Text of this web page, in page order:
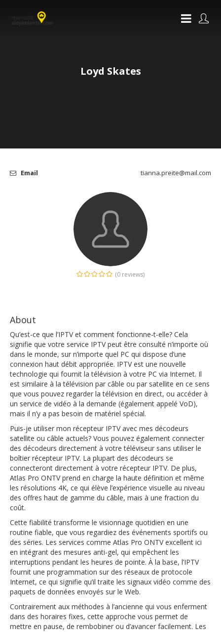
Loyd Skates
Email tianna.preite@mail.com
(0 reviews)
About
Qu’est-ce que l’IPTV et comment fonctionne-t-elle? Cela
signifie que votre service IPTV peut être consulté n’importe où
dans le monde, sur n’importe quel PC qui dispose d’une
connexion haut débit appropriée. IPTV est une nouvelle
technologie qui fournit la télévision à votre PC via Internet. Il
est similaire à la télévision par câble ou par satellite en ce sens
que vous pouvez regarder la télévision en direct, ou accéder à
un service de vidéo à la demande (également appelé VoD),
mais il n’y a pas besoin de matériel spécial.
Puis-je utiliser mon récepteur IPTV avec mes décodeurs
satellite ou câble actuels? Vous pouvez également connecter
des décodeurs directement à votre téléviseur sans utiliser le
boîtier récepteur IPTV. La plupart des décodeurs se
connecteront directement à votre récepteur IPTV. De plus,
Atlas Pro ONTV prend en charge la haute définition et même
les résolutions 4K, ce qui élève l’expérience visuelle au niveau
des offres haut de gamme du câble, mais à une fraction du
coût.
Cette fiabilité transforme le visionnage quotidien en une
routine fiable, que vous regardiez des événements sportifs ou
des séries. Les services comme Atlas Pro ONTV excellent ici
en intégrant des mesures anti-gel, qui empêchent les
interruptions pendant les heures de pointe. À la base, l’IPTV
fournit une programmation sur des réseaux de protocole
Internet, ce qui signifie qu’il traite les signaux vidéo comme des
paquets de données envoyés sur le Web.
Contrairement aux méthodes à l’ancienne qui vous enferment
dans des horaires fixes, cette approche vous permet de
mettre en pause, de rembobiner ou d’avancer facilement. Les